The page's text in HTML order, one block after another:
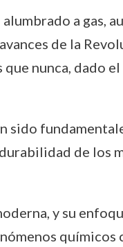
a gas,
de la
nunca, dado
sido
de los
y su
químicos